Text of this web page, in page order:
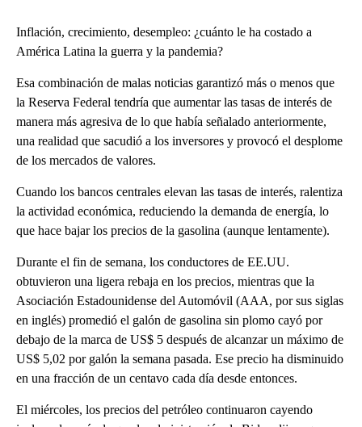
Inflación, crecimiento, desempleo: ¿cuánto le ha costado a
América Latina la guerra y la pandemia?
Esa combinación de malas noticias garantizó más o menos que
la Reserva Federal tendría que aumentar las tasas de interés de
manera más agresiva de lo que había señalado anteriormente,
una realidad que sacudió a los inversores y provocó el desplome
de los mercados de valores.
Cuando los bancos centrales elevan las tasas de interés, ralentiza
la actividad económica, reduciendo la demanda de energía, lo
que hace bajar los precios de la gasolina (aunque lentamente).
Durante el fin de semana, los conductores de EE.UU.
obtuvieron una ligera rebaja en los precios, mientras que la
Asociación Estadounidense del Automóvil (AAA, por sus siglas
en inglés) promedió el galón de gasolina sin plomo cayó por
debajo de la marca de US$ 5 después de alcanzar un máximo de
US$ 5,02 por galón la semana pasada. Ese precio ha disminuido
en una fracción de un centavo cada día desde entonces.
El miércoles, los precios del petróleo continuaron cayendo